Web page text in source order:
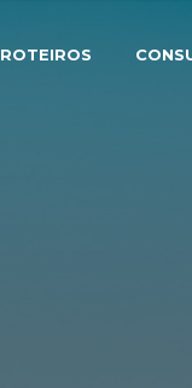
ROTEIROS